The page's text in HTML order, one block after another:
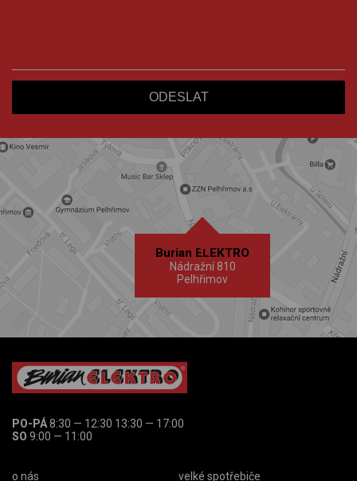
Burian ELEKTRO
Nádražní 810
Pelhřimov
PO-PÁ8:30 — 12:30 13:30 — 17:00
SO 9:00 — 11:00
o nás velké spotřebiče